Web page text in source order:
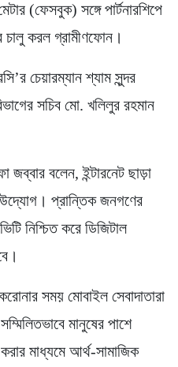
(ফেসবুক) সঙ্গে পার্টনারশিপে
করল গ্রামীণফোন।
চেয়ারম্যান শ্যাম সুন্দর
সচিব মো. খলিলুর রহমান
বলেন, ইন্টারনেট ছাড়া
প্রান্তিক জনগণের
নিশ্চিত করে ডিজিটাল
সময় মোবাইল সেবাদাতারা
মানুষের পাশে
করার মাধ্যমে আর্থ-সামাজিক